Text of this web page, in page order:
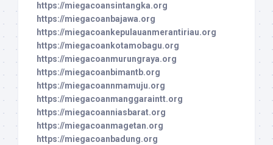
https://miegacoansintangka.org
https://miegacoanbajawa.org
https://miegacoankepulauanmerantiriau.org
https://miegacoankotamobagu.org
https://miegacoanmurungraya.org
https://miegacoanbimantb.org
https://miegacoannmamuju.org
https://miegacoanmanggaraintt.org
https://miegacoanniasbarat.org
https://miegacoanmagetan.org
https://miegacoanbadung.org